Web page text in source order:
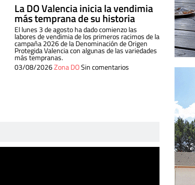
La DO Valencia inicia la vendimia
más temprana de su historia
El lunes 3 de agosto ha dado comienzo las
labores de vendimia de los primeros racimos de la
campaña 2026 de la Denominación de Origen
Protegida Valencia con algunas de las variedades
más tempranas.
03/08/2026Zona DOSin comentarios